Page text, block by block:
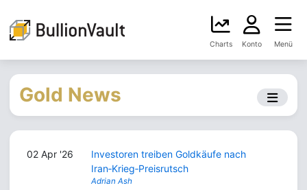
Charts Konto Menü
Gold News
02 Apr '26
Investoren treiben Goldkäufe nach
Iran‑Krieg‑Preisrutsch
Adrian Ash